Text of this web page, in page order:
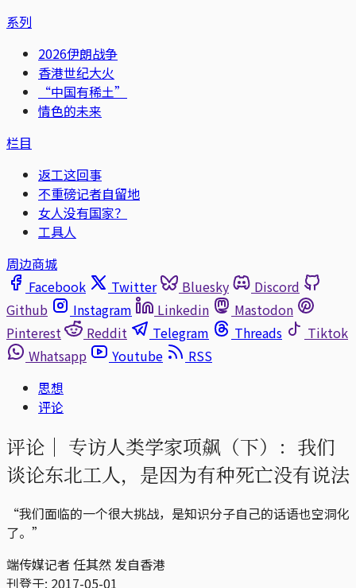
系列
2026伊朗战争
香港世纪大火
“中国有稀土”
情色的未来
栏目
返工这回事
不重磅记者自留地
女人没有国家？
工具人
周边商城
Facebook
Twitter Bluesky
Discord
Github
Instagram Linkedin
Mastodon
Pinterest
Reddit Telegram Threads
Tiktok
Whatsapp
Youtube
RSS
思想
评论
评论｜ 专访人类学家项飙（下）：我们
谈论东北工人，是因为有种死亡没有说法
“我们面临的一个很大挑战，是知识分子自己的话语也空洞化
了。”
端传媒记者 任其然 发自香港
刊登于: 2017-05-01